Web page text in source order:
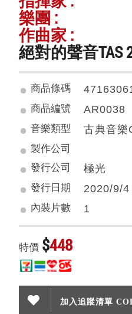
樂團 :
作曲家 :
絕對的聲音TAS
商品條碼
商品編號 AR0038
音樂類型 古典音樂
製作公司
發行公司
極光
發行日期 2020/9/4
內裝片數 1
特價 $448
加入追蹤清單